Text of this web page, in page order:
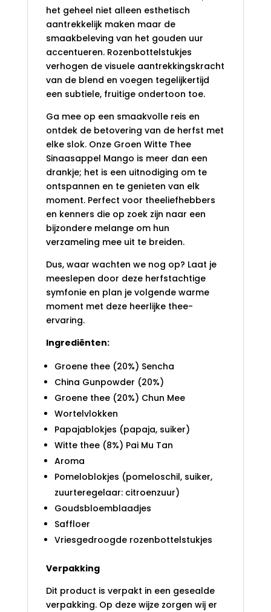
het geheel niet alleen esthetisch
aantrekkelijk maken maar de
smaakbeleving van het gouden uur
accentueren. Rozenbottelstukjes
verhogen de visuele aantrekkingskracht
van de blend en voegen tegelijkertijd
een subtiele, fruitige ondertoon toe.
Ga mee op een smaakvolle reis en
ontdek de betovering van de herfst met
elke slok. Onze Groen Witte Thee
Sinaasappel Mango is meer dan een
drankje; het is een uitnodiging om te
ontspannen en te genieten van elk
moment. Perfect voor theeliefhebbers
en kenners die op zoek zijn naar een
bijzondere melange om hun
verzameling mee uit te breiden.
Dus, waar wachten we nog op? Laat je
meeslepen door deze herfstachtige
symfonie en plan je volgende warme
moment met deze heerlijke thee-
ervaring.
Ingrediënten:
Groene thee (20%) Sencha
China Gunpowder (20%)
Groene thee (20%) Chun Mee
Wortelvlokken
Papajablokjes (papaja, suiker)
Witte thee (8%) Pai Mu Tan
Aroma
Pomeloblokjes (pomeloschil, suiker,
zuurteregelaar: citroenzuur)
Goudsbloemblaadjes
Saffloer
Vriesgedroogde rozenbottelstukjes
Verpakking
Dit product is verpakt in een gesealde
verpakking. Op deze wijze zorgen wij er